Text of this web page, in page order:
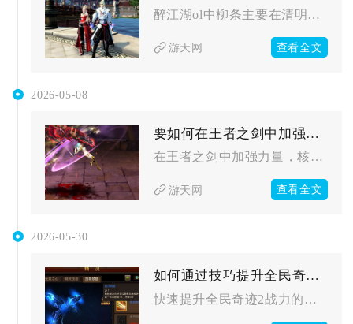
醉江湖ol中柳条主要在清明节活动期间获取，核心产出地图为扬州...
游天网 查看全文
2026-05-08
要如何在王者之剑中加强力量
在王者之剑中加强力量，核心是围绕属性加点、装备打造、精灵培育...
游天网 查看全文
2026-05-30
如何通过技巧提升全民奇迹2的战力
快速提升全民奇迹2战力的核心，在于优先强化装备、精进技能养成...